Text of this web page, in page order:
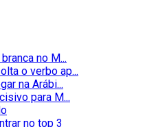
no M...
o verbo ap...
na Arábi...
para M...
no top 3